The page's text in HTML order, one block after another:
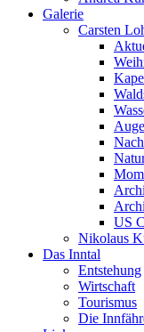
Galerie
Carsten
US
Nikolaus
Das Inntal
Entstehung
Wirtschaft
Tourismus
Die